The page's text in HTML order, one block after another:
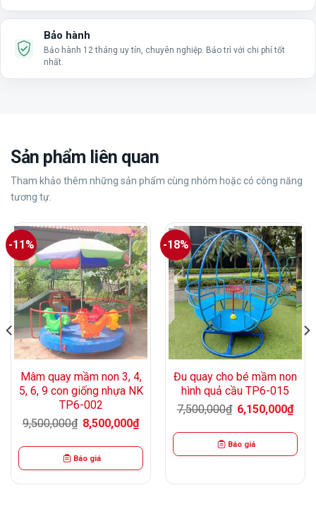
Bảo hành
Bảo hành 12 tháng uy tín, chuyên nghiệp. Bảo trì với chi phí tốt
nhất.
Sản phẩm liên quan
Tham khảo thêm những sản phẩm cùng nhóm hoặc có công năng
tương tự.
-11%
Mâm quay mầm non 3, 4,
5, 6, 9 con giống nhựa NK
TP6-002
9,500,000₫ Giá
gốc
9,500,000₫.
8,500,000₫Giá
hiện
là:
8,500,000₫.
Báo giá
-18%
Đu quay cho bé mầm non
hình quả cầu TP6-015
7,500,000₫ Giá
gốc
7,500,000₫.
6,150,000₫Giá
hiện
là:
Báo giá